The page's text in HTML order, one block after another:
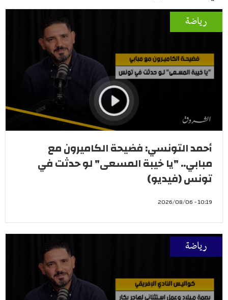
رياضة
أحمد التونسي: فضيحة الكاميرون مع
مبابي.. "يا خيبة المسعى" لو حدثت في
تونس (فيديو)
10:19 - 2026/08/06
رياضة